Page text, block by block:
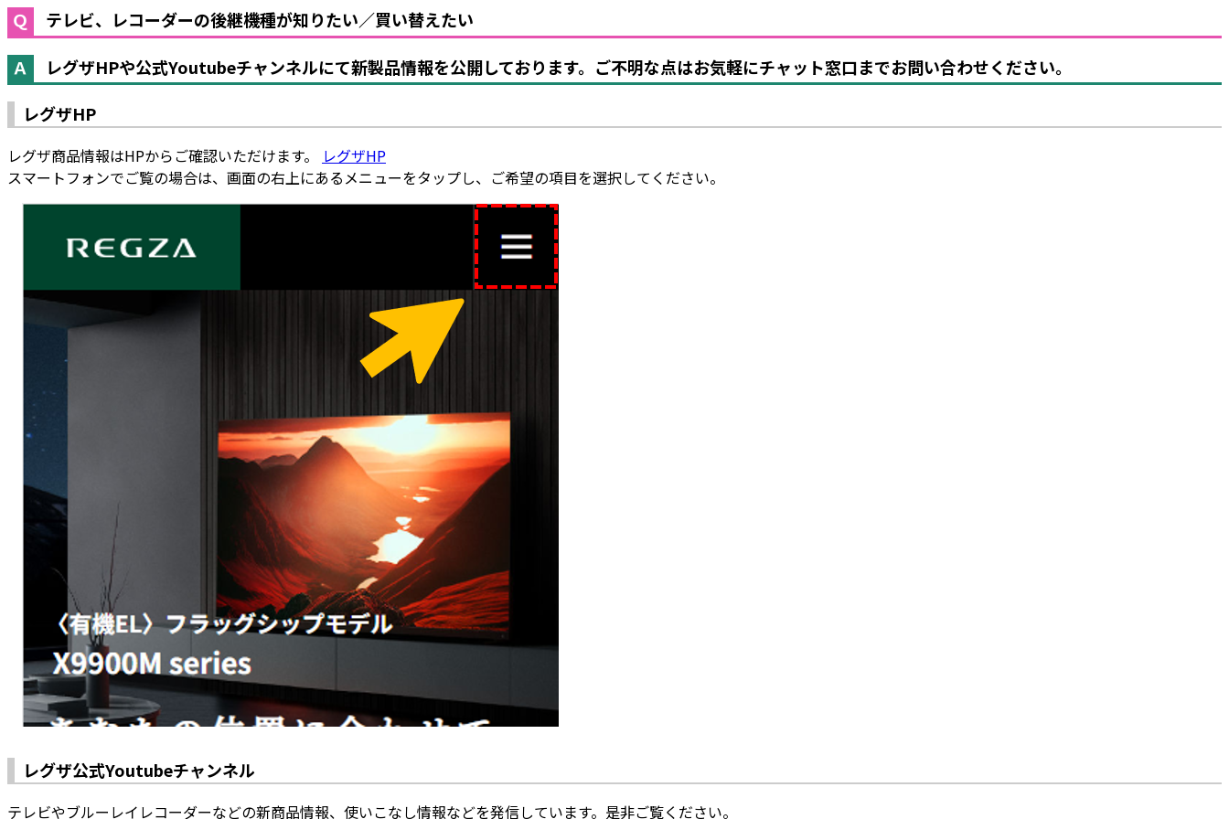
テレビ、レコーダーの後継機種が知りたい／買い替えたい
レグザHPや公式Youtubeチャンネルにて新製品情報を公開しております。ご不明な点はお気軽にチャット窓口までお問い合わせください。
レグザHP
レグザ商品情報はHPからご確認いただけます。
レグザHP
スマートフォンでご覧の場合は、画面の右上にあるメニューをタップし、ご希望の項目を選択してください。
レグザ公式Youtubeチャンネル
テレビやブルーレイレコーダーなどの新商品情報、使いこなし情報などを発信しています。是非ご覧ください。